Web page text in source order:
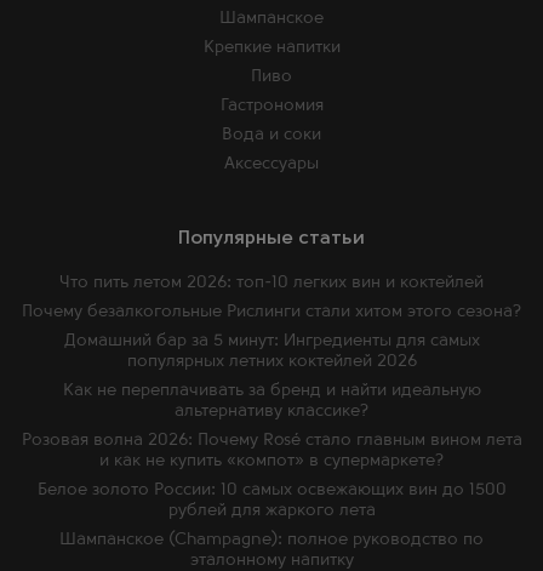
Шампанское
Крепкие напитки
Пиво
Гастрономия
Вода и соки
Аксессуары
Популярные статьи
Что пить летом 2026: топ-10 легких вин и коктейлей
Почему безалкогольные Рислинги стали хитом этого сезона?
Домашний бар за 5 минут: Ингредиенты для самых
популярных летних коктейлей 2026
Как не переплачивать за бренд и найти идеальную
альтернативу классике?
Розовая волна 2026: Почему Rosé стало главным вином лета
и как не купить «компот» в супермаркете?
Белое золото России: 10 самых освежающих вин до 1500
рублей для жаркого лета
Шампанское (Champagne): полное руководство по
эталонному напитку